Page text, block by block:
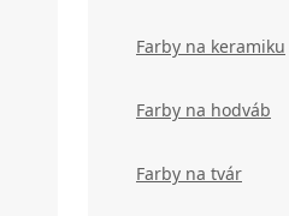
Farby na keramiku
Farby na hodváb
Farby na tvár